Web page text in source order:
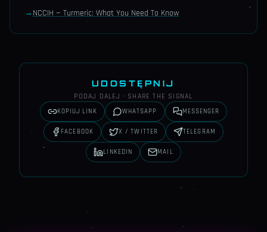
→ NCCIH — Turmeric: What You Need To Know
UDOSTĘPNIJ
PODAJ DALEJ · SHARE THE SIGNAL
KOPIUJ LINK WHATSAPP MESSENGER
FACEBOOK X / TWITTER TELEGRAM
LINKEDIN MAIL